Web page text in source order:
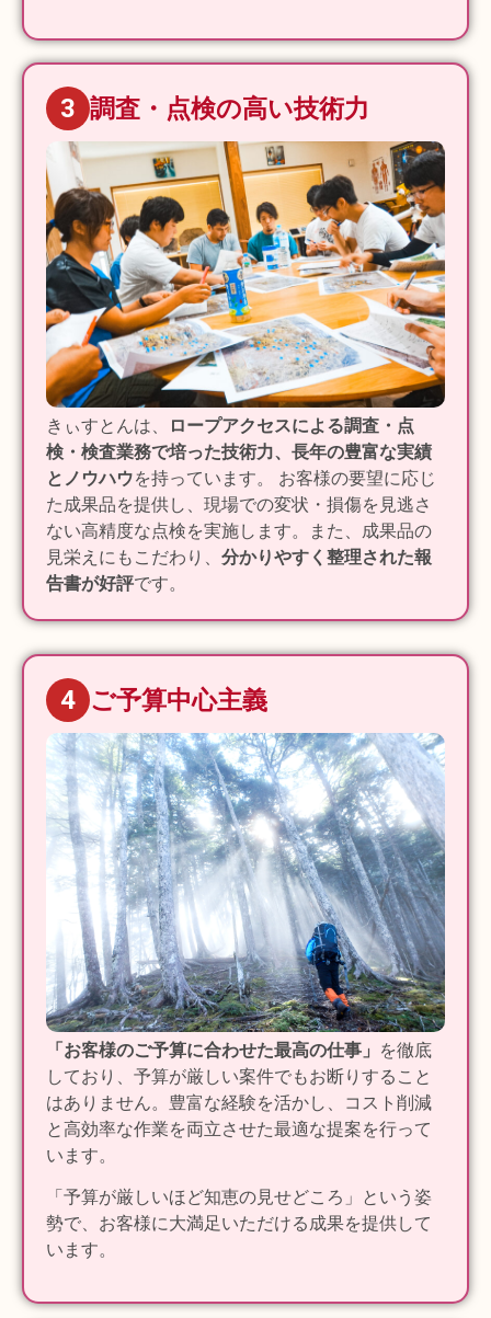
3 調査・点検の高い技術力
きぃすとんは、
ロープアクセスによる調査・点
検・検査業務で培った技術力、長年の豊富な実績
とノウハウを持っています。 お客様の要望に応じ
た成果品を提供し、現場での変状・損傷を見逃さ
ない高精度な点検を実施します。また、成果品の
見栄えにもこだわり、 分かりやすく整理された報
告書が好評です。
4 ご予算中心主義
「お客様のご予算に合わせた最高の仕事」 を徹底
しており、予算が厳しい案件でもお断りすること
はありません。豊富な経験を活かし、コスト削減
と高効率な作業を両立させた最適な提案を行って
います。
「予算が厳しいほど知恵の見せどころ」という姿
勢で、お客様に大満足いただける成果を提供して
います。